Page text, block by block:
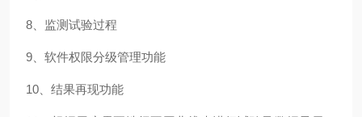
8、监测试验过程
9、软件权限分级管理功能
10、结果再现功能